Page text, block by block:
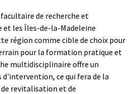
de recherche et
et les Îles-de-la-Madeleine
région comme cible de choix pour
pour la formation pratique et
multidisciplinaire offre un
ce qui fera de la
revitalisation et de